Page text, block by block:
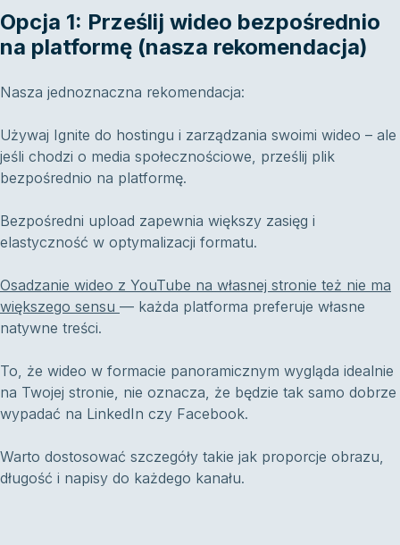
Opcja 1: Prześlij wideo bezpośrednio
na platformę (nasza rekomendacja)
Nasza jednoznaczna rekomendacja:
Używaj Ignite do hostingu i zarządzania swoimi wideo – ale
jeśli chodzi o media społecznościowe, prześlij plik
bezpośrednio na platformę.
Bezpośredni upload zapewnia większy zasięg i
elastyczność w optymalizacji formatu.
Osadzanie wideo z YouTube na własnej stronie też nie ma
większego sensu — każda platforma preferuje własne
natywne treści.
To, że wideo w formacie panoramicznym wygląda idealnie
na Twojej stronie, nie oznacza, że będzie tak samo dobrze
wypadać na LinkedIn czy Facebook.
Warto dostosować szczegóły takie jak proporcje obrazu,
długość i napisy do każdego kanału.